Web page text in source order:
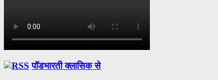
पॉडभारती क्लासिक से